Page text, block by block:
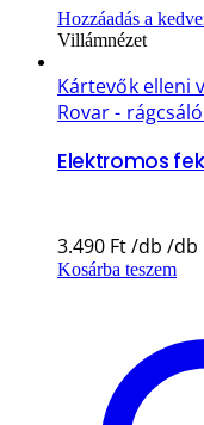
Hozzáadás a
Villámnézet
Kártevők elleni
Rovar -
Elektromos
3.490 Ft
Kosárba teszem